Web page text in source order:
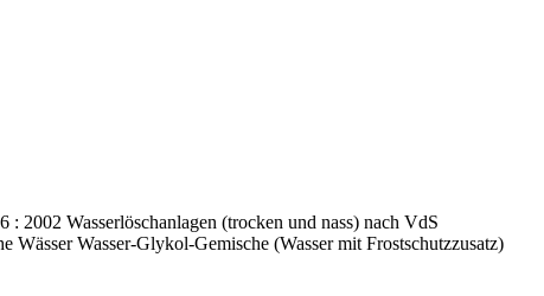
2002 Wasserlöschanlagen (trocken und nass) nach VdS
Wasser-Glykol-Gemische (Wasser mit Frostschutzzusatz)